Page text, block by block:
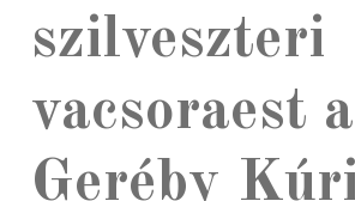
szilveszteri
vacsoraest a
Geréby